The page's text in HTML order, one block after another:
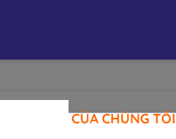
CAM KẾT CỦA CHÚNG TÔI